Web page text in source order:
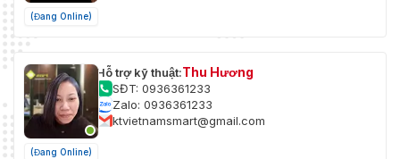
(Đang Online)
(Đang Online)
Hỗ trợ kỹ thuật:Thu Hương
SĐT: 0936361233
Zalo: 0936361233
ktvietnamsmart@gmail.com